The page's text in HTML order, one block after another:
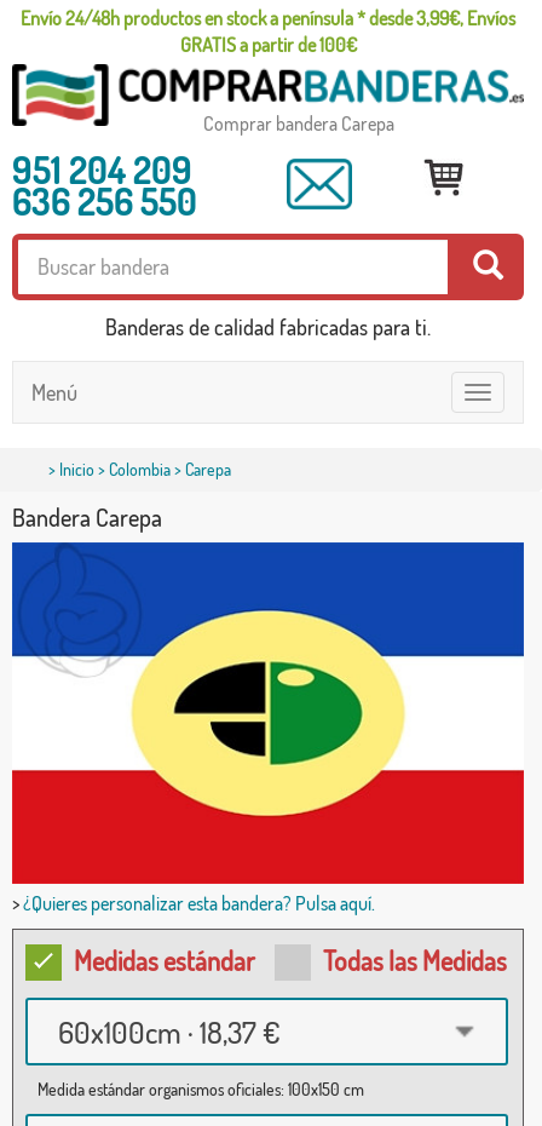
Envío 24/48h productos en stock a península * desde 3,99€, Envíos
GRATIS a partir de 100€
Comprar bandera Carepa
951 204 209
636 256 550
Banderas de calidad fabricadas para ti.
Toggle
navigation
Menú
> Inicio>Colombia> Carepa
Bandera Carepa
>¿Quieres personalizar esta bandera? Pulsa aquí.
Medidas estándar Todas las Medidas
60x100cm · 18,37 €
Medida estándar organismos oficiales: 100x150 cm